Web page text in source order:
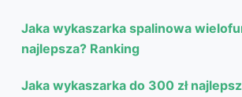
Jaka wykaszarka spalinowa
najlepsza? Ranking
Jaka wykaszarka do 300 zł